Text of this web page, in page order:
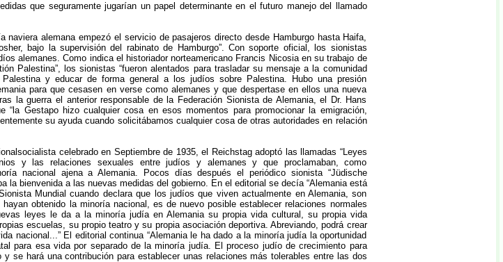
que seguramente jugarían un papel determinante en el futuro manejo del llamado
naviera alemana empezó el servicio de pasajeros directo desde Hamburgo hasta Haifa,
bajo la supervisión del rabinato de Hamburgo”. Con soporte oficial, los sionistas
alemanes. Como indica el historiador norteamericano Francis Nicosia en su trabajo de
Palestina”, los sionistas “fueron alentados para trasladar su mensaje a la comunidad
y educar de forma general a los judíos sobre Palestina. Hubo una presión
para que cesasen en verse como alemanes y que despertase en ellos una nueva
la guerra el anterior responsable de la Federación Sionista de Alemania, el Dr. Hans
“la Gestapo hizo cualquier cosa en esos momentos para promocionar la emigración,
su ayuda cuando solicitábamos cualquier cosa de otras autoridades en relación
celebrado en Septiembre de 1935, el Reichstag adoptó las llamadas “Leyes
y las relaciones sexuales entre judíos y alemanes y que proclamaban, como
nacional ajena a Alemania. Pocos días después el periódico sionista “Jüdische
la bienvenida a las nuevas medidas del gobierno. En el editorial se decía “Alemania está
Mundial cuando declara que los judíos que viven actualmente en Alemania, son
obtenido la minoría nacional, es de nuevo posible establecer relaciones normales
leyes le da a la minoría judía en Alemania su propia vida cultural, su propia vida
escuelas, su propio teatro y su propia asociación deportiva. Abreviando, podrá crear
nacional...” El editorial continua “Alemania le ha dado a la minoría judía la oportunidad
para esa vida por separado de la minoría judía. El proceso judío de crecimiento para
se hará una contribución para establecer unas relaciones más tolerables entre las dos